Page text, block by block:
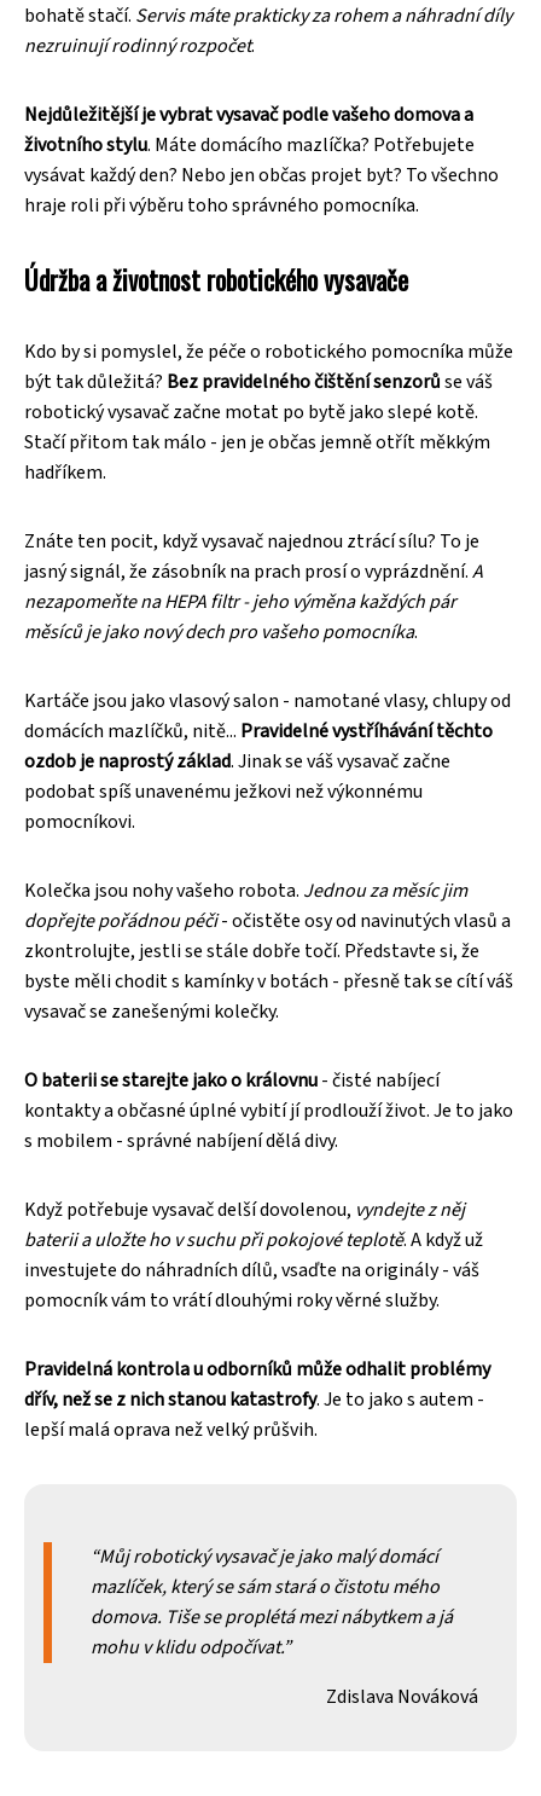
bohatě stačí. Servis máte prakticky za rohem a náhradní díly
nezruinují rodinný rozpočet.
Nejdůležitější je vybrat vysavač podle vašeho domova a
životního stylu. Máte domácího mazlíčka? Potřebujete
vysávat každý den? Nebo jen občas projet byt? To všechno
hraje roli při výběru toho správného pomocníka.
Údržba a životnost robotického vysavače
Kdo by si pomyslel, že péče o robotického pomocníka může
být tak důležitá? Bez pravidelného čištění senzorůse váš
robotický vysavač začne motat po bytě jako slepé kotě.
Stačí přitom tak málo - jen je občas jemně otřít měkkým
hadříkem.
Znáte ten pocit, když vysavač najednou ztrácí sílu? To je
jasný signál, že zásobník na prach prosí o vyprázdnění.A
nezapomeňte na HEPA filtr - jeho výměna každých pár
měsíců je jako nový dech pro vašeho pomocníka.
Kartáče jsou jako vlasový salon - namotané vlasy, chlupy od
domácích mazlíčků, nitě... Pravidelné vystříhávání těchto
ozdob je naprostý základ. Jinak se váš vysavač začne
podobat spíš unavenému ježkovi než výkonnému
pomocníkovi.
Kolečka jsou nohy vašeho robota. Jednou za měsíc jim
dopřejte pořádnou péči- očistěte osy od navinutých vlasů a
zkontrolujte, jestli se stále dobře točí. Představte si, že
byste měli chodit s kamínky v botách - přesně tak se cítí váš
vysavač se zanešenými kolečky.
O baterii se starejte jako o královnu- čisté nabíjecí
kontakty a občasné úplné vybití jí prodlouží život. Je to jako
s mobilem - správné nabíjení dělá divy.
Když potřebuje vysavač delší dovolenou, vyndejte z něj
baterii a uložte ho v suchu při pokojové teplotě. A když už
investujete do náhradních dílů, vsaďte na originály - váš
pomocník vám to vrátí dlouhými roky věrné služby.
Pravidelná kontrola u odborníků může odhalit problémy
dřív, než se z nich stanou katastrofy. Je to jako s autem -
lepší malá oprava než velký průšvih.
Můj robotický vysavač je jako malý domácí
mazlíček, který se sám stará o čistotu mého
domova. Tiše se proplétá mezi nábytkem a já
mohu v klidu odpočívat.
Zdislava Nováková